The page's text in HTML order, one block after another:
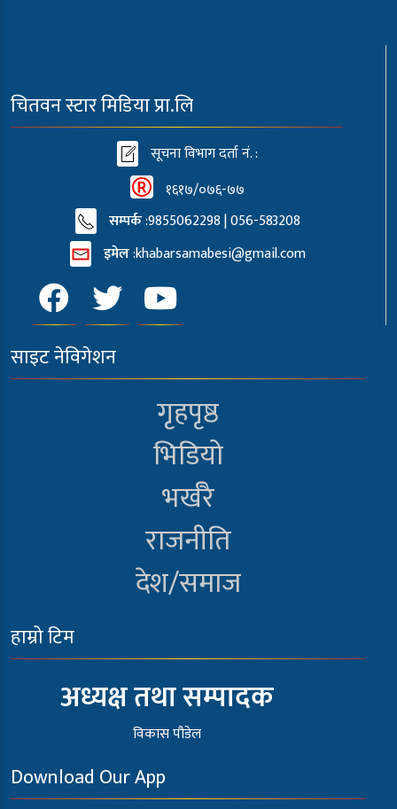
चितवन स्टार मिडिया प्रा.लि
सूचना विभाग दर्ता नं. :
१६१७/०७६-७७
सम्पर्क:9855062298 | 056-583208
इमेल:khabarsamabesi@gmail.com
साइट नेविगेशन
गृहपृष्ठ
भिडियो
भर्खरै
राजनीति
देश/समाज
हाम्रो टिम
अध्यक्ष तथा सम्पादक
विकास पौडेल
Download Our App